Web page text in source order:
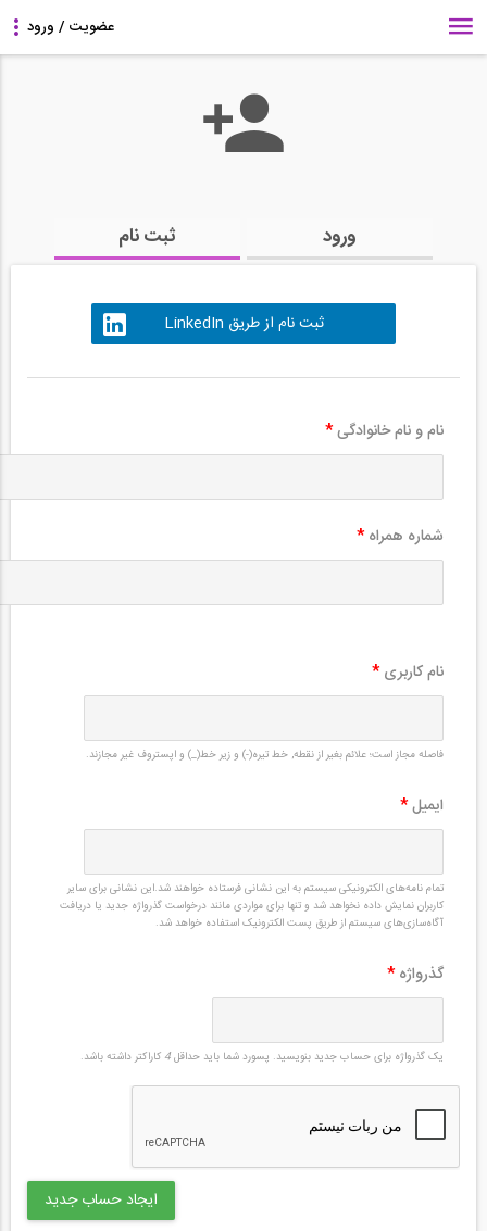
ورود ثبت نام
ثبت نام از طریق LinkedIn
نام و نام خانوادگی*
شماره همراه *
نام کاربری *
فاصله مجاز است؛ علائم بغیر از نقطه, خط تیره(-) و زیر خط(_) و اپستروف غیر مجازند.
ایمیل*
تمام نامه‌های الکترونیکی سیستم به این نشانی فرستاده خواهند شد.این نشانی برای سایر
کاربران نمایش داده نخواهد شد و تنها برای مواردی مانند درخواست گذرواژه جدید یا دریافت
آگاه‌سازی‌های سیستم از طریق پست الکترونیک استفاده خواهد شد.
گذرواژه *
یک گذرواژه برای حساب جدید بنویسید. پسورد شما باید حداقل4 کاراکتر داشته باشد.